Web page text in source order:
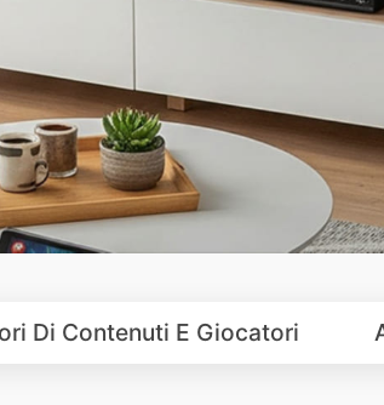
Di Contenuti E Giocatori